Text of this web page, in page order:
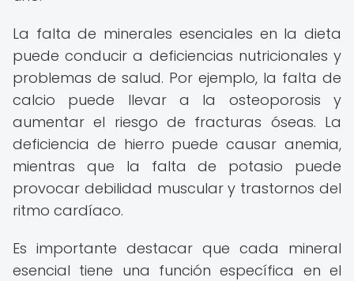
La falta de minerales esenciales en la dieta
puede conducir a deficiencias nutricionales y
problemas de salud. Por ejemplo, la falta de
calcio puede llevar a la osteoporosis y
aumentar el riesgo de fracturas óseas. La
deficiencia de hierro puede causar anemia,
mientras que la falta de potasio puede
provocar debilidad muscular y trastornos del
ritmo cardíaco.
Es importante destacar que cada mineral
esencial tiene una función específica en el